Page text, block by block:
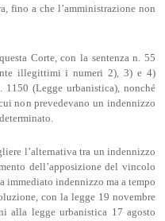
fino a che l’amministrazione non
Corte, con la sentenza n. 55
illegittimi i numeri 2), 3) e 4)
(Legge urbanistica), nonché
non prevedevano un indennizzo
l’alternativa tra un indennizzo
dell’apposizione del vincolo
immediato indennizzo ma a tempo
con la legge 19 novembre
alla legge urbanistica 17 agosto